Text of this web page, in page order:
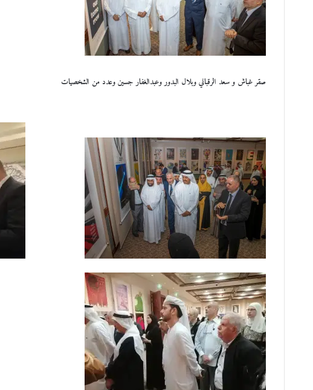
صقر غباش و سعد الرقباني وبلال البدور وعبدالغفار جسين وعدد من الشخصيات